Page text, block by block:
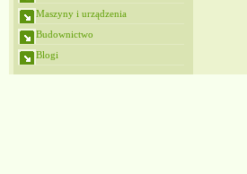
Maszyny i urządzenia
Budownictwo
Blogi